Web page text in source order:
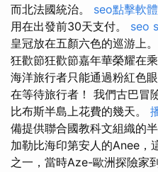
而北法國統治。 seo點擊軟
用在出發前30天支付。 seo
皇冠放在五顏六色的巡游上。
狂歡節狂歡節嘉年華榮耀在
海洋旅行者只能通過粉紅色
在等待旅行者！ 我們古巴冒
比布斯半島上花費的幾天。
備提供聯合國教科文組織的
加勒比海印第安人的Anee，
之一，當時Aze-歐洲探險家